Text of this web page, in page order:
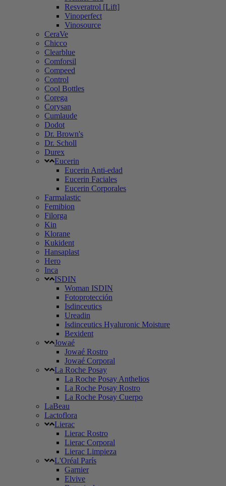
Resveratrol [Lift]
Vinoperfect
Vinosource
CeraVe
Chicco
Clearblue
Comforsil
Compeed
Control
Cool Bottles
Corega
Corysan
Cumlaude
Dodot
Dr. Brown's
Dr. Scholl
Durex
Eucerin
Eucerin Anti-edad
Eucerin Faciales
Eucerin Corporales
Farmalastic
Femibion
Filorga
Kin
Klorane
Kukident
Hansaplast
Hero
Inca
ISDIN
Woman ISDIN
Fotoprotección
Isdinceutics
Ureadin
Isdinceutics Hyaluronic Moisture
Bexident
Jowaé
Jowaé Rostro
Jowaé Corporal
La Roche Posay
La Roche Posay Anthelios
La Roche Posay Rostro
La Roche Posay Cuerpo
LaBeau
Lactoflora
Lierac
Lierac Rostro
Lierac Corporal
Lierac Limpieza
L'Oréal París
Garnier
Elvive